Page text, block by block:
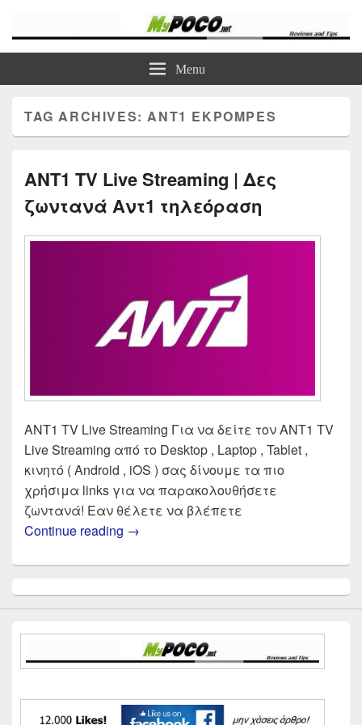
Τα καλύτερα Reviews , Συγκρίσεις , VPN , Webhosting
Menu
TAG ARCHIVES:ANT1 EKPOMPES
ANT1 TV Live Streaming | Δες
ζωντανά Αντ1 τηλεόραση
ANT1 TV Live Streaming Για να δείτε τον ANT1 TV
Live Streaming από το Desktop , Laptop , Tablet ,
κινητό ( Android , iOS ) σας δίνουμε τα πιο
χρήσιμα links για να παρακολουθήσετε
ζωντανά! Εαν θέλετε να βλέπετε
Continue reading ANT1 TV Live Streaming | Δες
→
Sidebar
Widget